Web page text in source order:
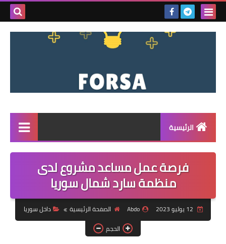
بحث
الرئيسية
القائمة
مناقصات
فرص عمل داخل سوريا
فرص عمل في تركيا
فرص عمل في العراق
فرصة عمل مساعد مشروع لدى
منظمة سارد شمال سوريا
Abdo الصفحة الرئيسية
داخل سوريا
الحجم